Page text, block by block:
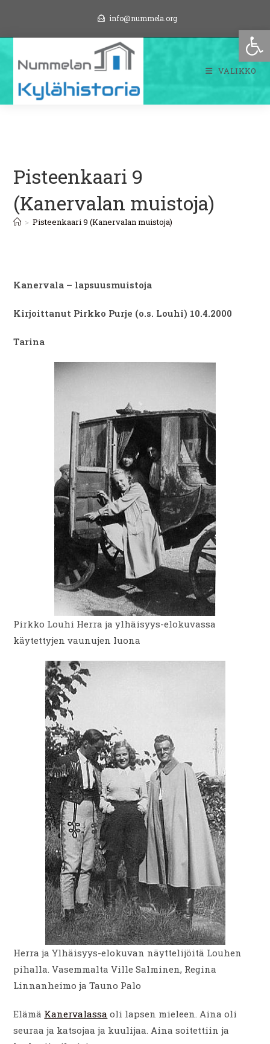
sisältöön
info@nummela.org
VALIKKO
Pisteenkaari 9
(Kanervalan muistoja)
> Pisteenkaari 9 (Kanervalan muistoja)
Kanervala – lapsuusmuistoja
Kirjoittanut Pirkko Purje (o.s. Louhi) 10.4.2000
Tarina
Pirkko Louhi Herra ja ylhäisyys-elokuvassa
käytettyjen vaunujen luona
Herra ja Ylhäisyys-elokuvan näyttelijöitä Louhen
pihalla. Vasemmalta Ville Salminen, Regina
Linnanheimo ja Tauno Palo
Elämä Kanervalassa oli lapsen mieleen. Aina oli
seuraa ja katsojaa ja kuulijaa. Aina soitettiin ja